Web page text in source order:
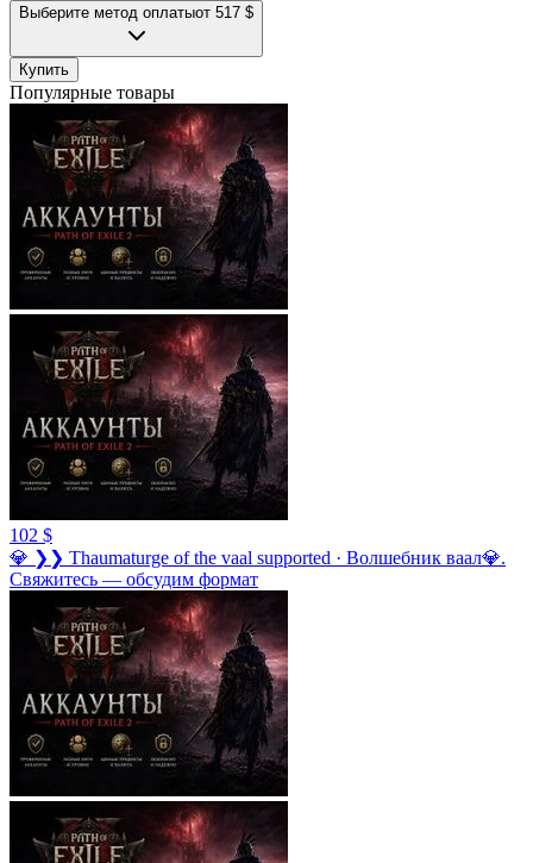
Выберите метод оплатыот 517 $
Купить
Популярные товары
102 $
💎 ❯❯ Thaumaturge of the vaal supported · Волшебник ваал💎.
Свяжитесь — обсудим формат